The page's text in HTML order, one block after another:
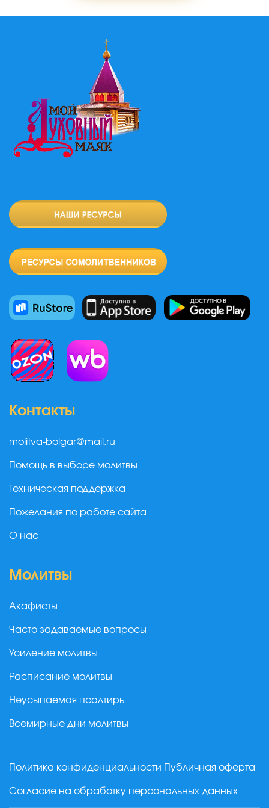
Контакты
molitva-bolgar@mail.ru
Помощь в выборе молитвы
Техническая поддержка
Пожелания по работе сайта
О нас
Молитвы
Акафисты
Часто задаваемые вопросы
Усиление молитвы
Расписание молитвы
Неусыпаемая псалтирь
Всемирные дни молитвы
Политика конфиденциальности Публичная оферта
Согласие на обработку персональных данных